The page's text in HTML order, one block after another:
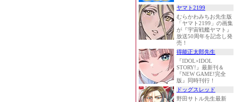
ヤマト2199
むらかわみちお先生版
「ヤマト2199」の画集
が『宇宙戦艦ヤマト』
放送50周年を記念し発
売！
得能正太郎先生
『IDOL×IDOL
STORY!』最新刊＆
『NEW GAME!完全
版』同時刊行！
ドッグスレッド
野田サトル先生最新